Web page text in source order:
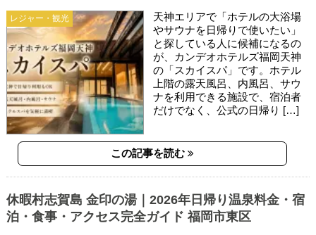
レジャー・観光
天神エリアで「ホテルの大浴場
やサウナを日帰りで使いたい」
と探している人に候補になるの
が、カンデオホテルズ福岡天神
の「スカイスパ」です。ホテル
上階の露天風呂、内風呂、サウ
ナを利用できる施設で、宿泊者
だけでなく、公式の日帰り […]
この記事を読む
休暇村志賀島 金印の湯｜2026年日帰り温泉料金・宿
泊・食事・アクセス完全ガイド 福岡市東区